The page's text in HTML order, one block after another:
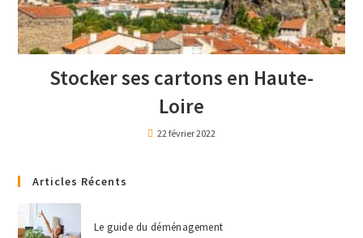
Stocker ses cartons en Haute-
Loire
22 février 2022
Articles Récents
Le guide du déménagement